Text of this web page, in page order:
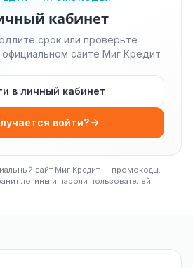
кабинет
срок или проверьте
сайте Миг Кредит
в личный кабинет
войти?
сайт Миг Кредит — промокоды.
логины и пароли пользователей.